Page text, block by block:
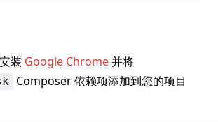
装 Google Chrome并将
Composer 依赖项添加到您的项目